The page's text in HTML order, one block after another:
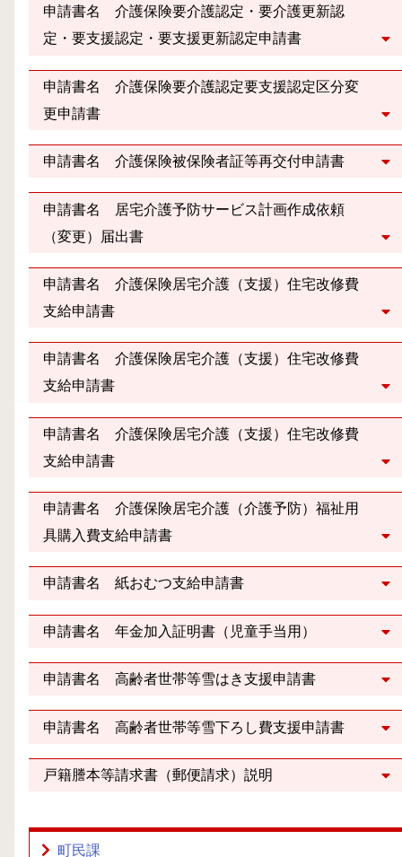
申請書名 介護保険要介護認定・要介護更新認
定・要支援認定・要支援更新認定申請書
申請書名 介護保険要介護認定要支援認定区分変
更申請書
申請書名 介護保険被保険者証等再交付申請書
申請書名 居宅介護予防サービス計画作成依頼
（変更）届出書
申請書名 介護保険居宅介護（支援）住宅改修費
支給申請書
申請書名 介護保険居宅介護（支援）住宅改修費
支給申請書
申請書名 介護保険居宅介護（支援）住宅改修費
支給申請書
申請書名 介護保険居宅介護（介護予防）福祉用
具購入費支給申請書
申請書名 紙おむつ支給申請書
申請書名 年金加入証明書（児童手当用）
申請書名 高齢者世帯等雪はき支援申請書
申請書名 高齢者世帯等雪下ろし費支援申請書
戸籍謄本等請求書（郵便請求）説明
町民課